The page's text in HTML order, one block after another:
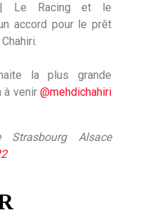
Racing et le
accord pour le prêt
la plus grande
à venir @mehdichahiri
Alsace